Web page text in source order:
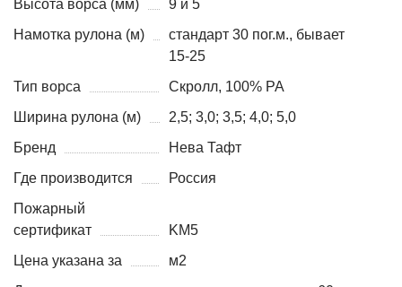
Высота ворса (мм)
9 и 5
Намотка рулона (м)
стандарт 30 пог.м., бывает
15-25
Тип ворса
Скролл, 100% PA
Ширина рулона (м)
2,5; 3,0; 3,5; 4,0; 5,0
Бренд
Нева Тафт
Где производится
Россия
Пожарный
сертификат
KM5
Цена указана за
м2